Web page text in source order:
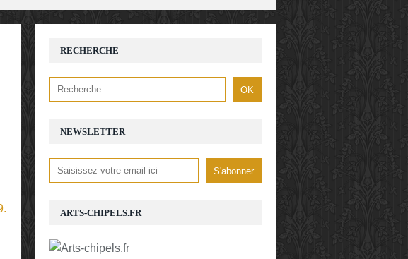
NEWSLETTER
RECHERCHE
ARTS-CHIPELS.FR